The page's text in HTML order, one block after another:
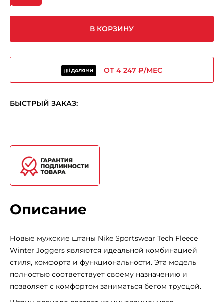
В КОРЗИНУ
ОТ 4 247 ₽/МЕС
БЫСТРЫЙ ЗАКАЗ:
Описание
Новые мужские штаны Nike Sportswear Tech Fleece
Winter Joggers являются идеальной комбинацией
стиля, комфорта и функциональности. Эта модель
полностью соответствует своему назначению и
позволяет с комфортом заниматься бегом трусцой.